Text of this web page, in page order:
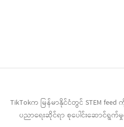
Next
post:
TikTokက မြန်မာနိုင်ငံတွင် STEM
ပညာရေးဆိုင်ရာ စုပေါင်းဆောင်ရွ